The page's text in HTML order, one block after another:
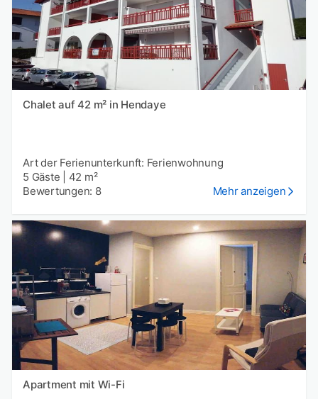
Chalet auf 42 m² in Hendaye
Art der Ferienunterkunft: Ferienwohnung
5 Gäste
42 m²
Bewertungen: 8
Mehr anzeigen
Apartment mit Wi-Fi